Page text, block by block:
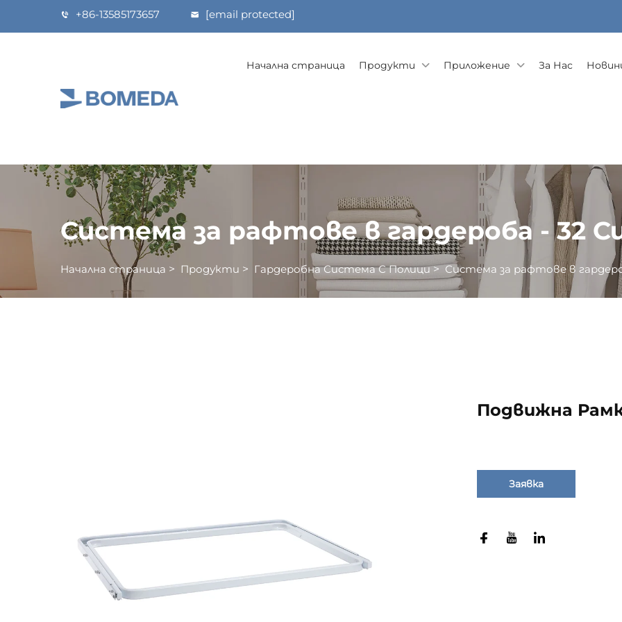
+86-13585173657 [email protected]
Начална страница Продукти Приложение За Нас
Система за рафтове в гардероба - 32
Начална страница > Продукти > Гардеробна Система С Полици>Система за рафтове в
Подвижна
Заявка